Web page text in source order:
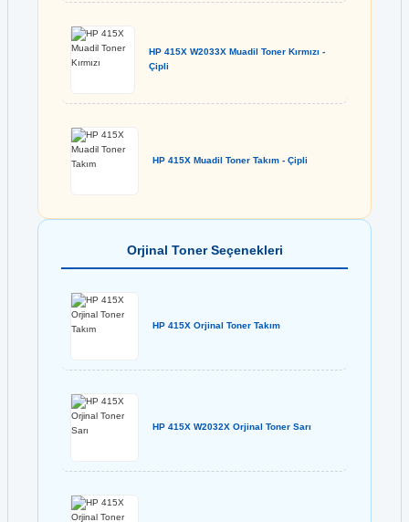
HP 415X W2033X Muadil Toner Kırmızı -
Çipli
HP 415X Muadil Toner Takım - Çipli
Orjinal Toner Seçenekleri
HP 415X Orjinal Toner Takım
HP 415X W2032X Orjinal Toner Sarı